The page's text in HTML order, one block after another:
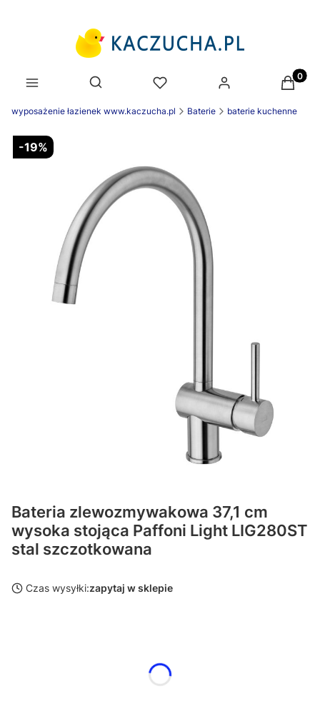
Otwórz wyszukiwarkę
wyposażenie łazienek www.kaczucha.pl Baterie baterie kuchenne
-19%
Bateria zlewozmywakowa 37,1 cm
wysoka stojąca Paffoni Light LIG280ST
stal szczotkowana
Czas wysyłki:zapytaj w sklepie